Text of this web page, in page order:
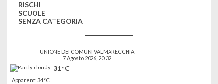
RISCHI
SCUOLE
SENZA CATEGORIA
UNIONE DEI COMUNI VALMARECCHIA
7 Agosto 2026, 20:32
31°C
Apparent: 34°C